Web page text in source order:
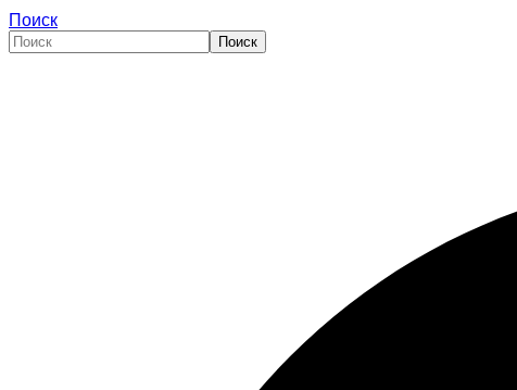
Поиск